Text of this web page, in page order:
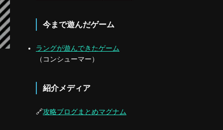
今まで遊んだゲーム
ラングが遊んできたゲーム
（コンシューマー）
紹介メディア
🔗攻略ブログまとめマグナム